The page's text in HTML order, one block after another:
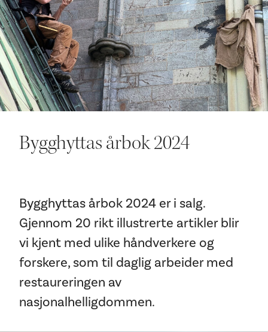
Ditt besøk
Bygghyttas årbok 2024
Bygghyttas årbok 2024 er i salg.
Gjennom 20 rikt illustrerte artikler blir
vi kjent med ulike håndverkere og
forskere, som til daglig arbeider med
restaureringen av
nasjonalhelligdommen.